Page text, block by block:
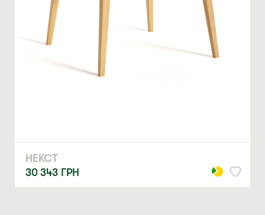
НЕКСТ
30 343 ГРН
* — обов’язкові поля